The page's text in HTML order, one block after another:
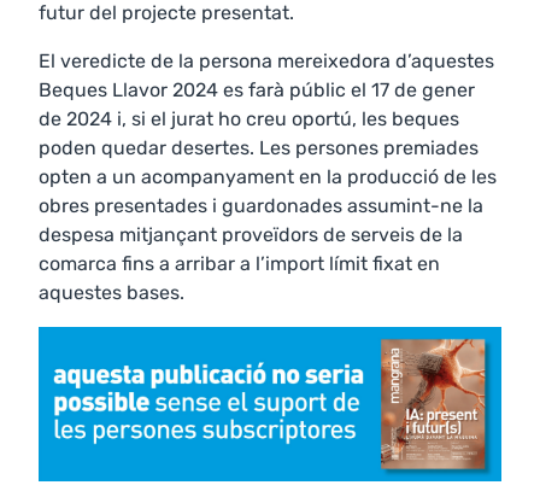
futur del projecte presentat.
El veredicte de la persona mereixedora d’aquestes
Beques Llavor 2024 es farà públic el 17 de gener
de 2024 i, si el jurat ho creu oportú, les beques
poden quedar desertes. Les persones premiades
opten a un acompanyament en la producció de les
obres presentades i guardonades assumint-ne la
despesa mitjançant proveïdors de serveis de la
comarca fins a arribar a l’import límit fixat en
aquestes bases.